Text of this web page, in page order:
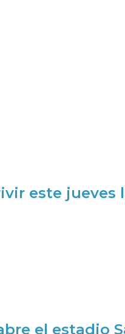
este jueves
el estadio